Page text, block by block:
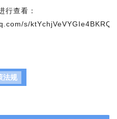
行查看：
s/
法规